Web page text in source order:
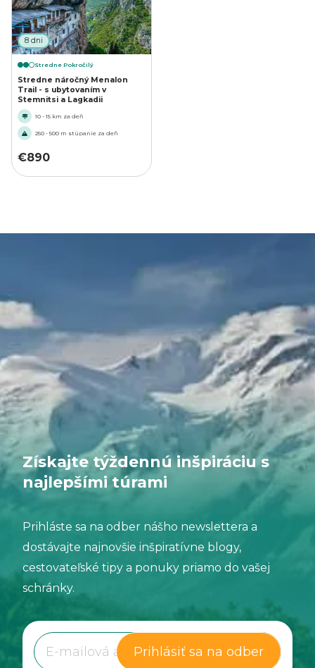
8 dni
Stredne Pokročilý
Stredne náročný Menalon
Trail - s ubytovaním v
Stemnitsi a Lagkadii
10 - 15 km za deň
250 - 500 m stúpanie za deň
€890
Získajte týždennú inšpiráciu s
najlepšími túrami
Prihláste sa na odber nášho newslettera a
dostávajte najnovšie inšpiratívne blogy,
cestovateľské tipy a ponuky priamo do vašej
schránky.
Prihlásiť sa na odber